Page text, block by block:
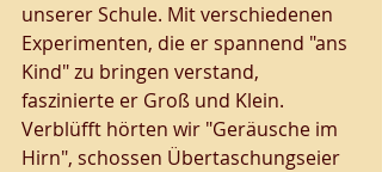
unserer Schule. Mit verschiedenen
Experimenten, die er spannend "ans
Kind" zu bringen verstand,
faszinierte er Groß und Klein.
Verblüfft hörten wir "Geräusche im
Hirn", schossen Übertaschungseier